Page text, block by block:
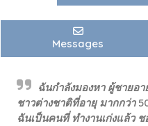
Messages
ฉันกำลังมองหา ผู้ชายอ
ชาวต่างชาติที่อายุ มากกว่า
ฉันเป็นคนที่ ทำงานเก่งแล้ว